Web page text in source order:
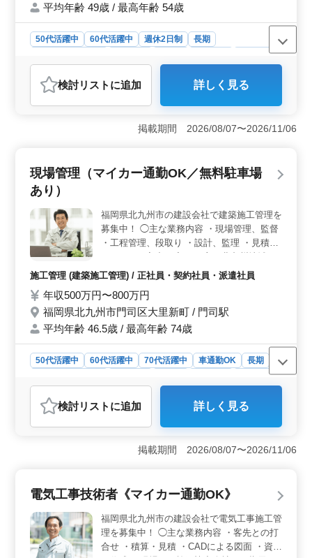
平均年齢 49歳 / 最高年齢 54歳
50代活躍中 60代活躍中 週休2日制
長期
業務委託
おすすめポイント
＜中高年歓迎の法律事務所＞ 中高年活躍中の事務所で
す。一般民事事件中心に交通事故、貸金、遺言・相続、
離婚、刑事事件、債務整理など幅広い案件を取り扱って
務領域＞ 一般民事事件を中心に、法的アドバイスが求
められる様々な案件を扱っています。経験不問で幅広い
います。 ＜魅力的な給与と福利厚生＞ 年収600万
円〜1500万円。実費支給の通勤手当。社会保険完備で個
人受任可能等福利厚生が充実しています。弁護士費用は
事務所が負担します。土日祝の週休2日でプライベートも
充実させることが出来ます。
検討リスト に追加 詳しく見る
掲載期間 2026/08/07〜2026/11/06
現場管理（マイカー通勤OK／無料駐車場
あり）
福岡県北九州市の建設会社で建築施工管理を
募集中！ ◯主な業務内容 ・現場管理、監督
・工程管理、段取り ・設計、監理 ・見積
マイカー通勤OK／無料駐車場あり ＊残業基
ランも活躍している企業です。 今までの経
験を活かして頂ける方、ぜひご応募くださ
い！
施工管理 (建築施工管理) / 正社員・契約社員・派遣社員
年収500万円〜800万円
福岡県北九州市門司区大里新町 / 門司駅
平均年齢 46.5歳 / 最高年齢 74歳
50代活躍中 60代活躍中 70代活躍中 車通勤OK
長期
派遣社員
おすすめポイント
＜働きやすい環境＞ この求人はマイカー通勤が可能
で、無料駐車場が完備されているため通勤が便利です。
また、残業は基本的になく、プライベートとの両立が可
社員・契約社員・派遣社員の選択肢もあり安定した雇用
形態が提供されます。さらに賞与も年2回支給されてお
り、長期的な安定と収入面の魅力が備わっていま
す。 ＜経験を活かせる仕事内容＞ 主な業務は現場
管理、監督、工程管理、設計や見積作成など、建築施工
検討リスト に追加 詳しく見る
掲載期間 2026/08/07〜2026/11/06
電気工事技術者《マイカー通勤OK》
福岡県北九州市の建設会社で電気工事施工管
理を募集中！ ◯主な業務内容 ・客先との打
合せ ・積算・見積 ・CADによる図面 ・資料